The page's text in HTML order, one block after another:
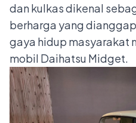
dan kulkas dikenal
berharga yang
gaya hidup masyarakat
mobil Daihatsu Midget.